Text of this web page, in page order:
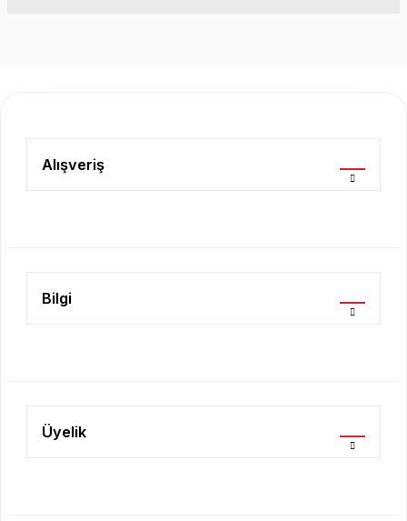
Ürün açıklamasında eksik bilgiler bulunuyor.
Alışveriş
Bilgi
Üyelik